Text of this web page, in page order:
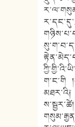
ག་ང་གི
མཐར་འི༑